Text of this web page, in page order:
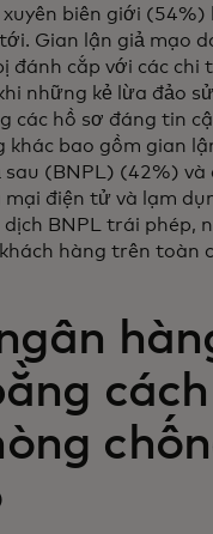
biên giới (54%)
Gian lận giả mạo
đánh cắp với các
những kẻ lừa đảo
các hồ sơ đáng tin
khác bao gồm gian
sau (BNPL) (42%)
điện tử và lạm
BNPL trái phép,
hàng trên toàn